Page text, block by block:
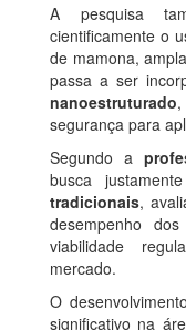
A pesquisa
cientificamente o
de mamona,
passa a ser
nanoestruturado
segurança para
Segundo a
busca justamente
tradicionais,
desempenho
viabilidade
mercado.
O
significativo na